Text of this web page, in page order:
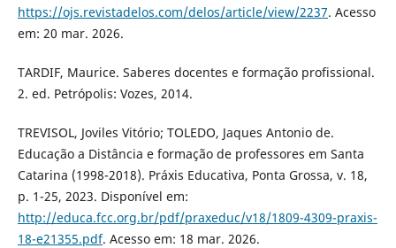
https://ojs.revistadelos.com/delos/article/view/2237. Acesso
em: 20 mar. 2026.
TARDIF, Maurice. Saberes docentes e formação profissional.
2. ed. Petrópolis: Vozes, 2014.
TREVISOL, Joviles Vitório; TOLEDO, Jaques Antonio de.
Educação a Distância e formação de professores em Santa
Catarina (1998-2018). Práxis Educativa, Ponta Grossa, v. 18,
p. 1-25, 2023. Disponível em:
http://educa.fcc.org.br/pdf/praxeduc/v18/1809-4309-praxis-
18-e21355.pdf. Acesso em: 18 mar. 2026.